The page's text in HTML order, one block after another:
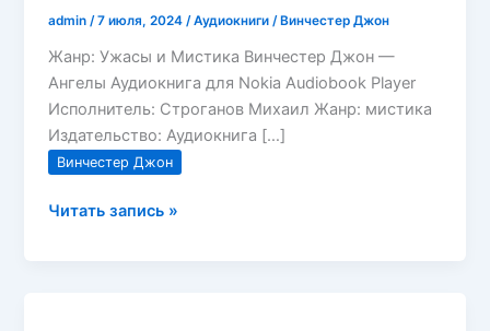
admin /7 июля, 2024 /Аудиокниги /Винчестер Джон
Жанр: Ужасы и Мистика Винчестер Джон —
Ангелы Аудиокнига для Nokia Audiobook Player
Исполнитель: Строганов Михаил Жанр: мистика
Издательство: Аудиокнига […]
Винчестер Джон
Ангелы
Читать запись »